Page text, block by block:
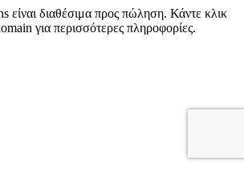
είναι διαθέσιμα προς πώληση. Κάντε κλικ
για περισσότερες πληροφορίες.